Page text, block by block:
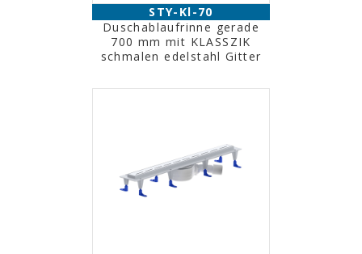
STY-Kl-70
Duschablaufrinne gerade
700 mm mit KLASSZIK
schmalen edelstahl Gitter